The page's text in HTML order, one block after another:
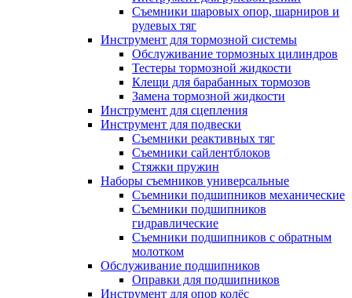
Съемники шаровых опор, шарниров и
рулевых тяг
Инструмент для тормозной системы
Обслуживание тормозных цилиндров
Тестеры тормозной жидкости
Клещи для барабанных тормозов
Замена тормозной жидкости
Инструмент для сцепления
Инструмент для подвески
Съемники реактивных тяг
Съемники сайлентблоков
Стяжки пружин
Наборы съемников универсальные
Съемники подшипников механические
Съемники подшипников
гидравлические
Съемники подшипников с обратным
молотком
Обслуживание подшипников
Оправки для подшипников
Инструмент для опор колёс